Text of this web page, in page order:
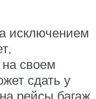
исключением
своем
сдать у
рейсы багаж